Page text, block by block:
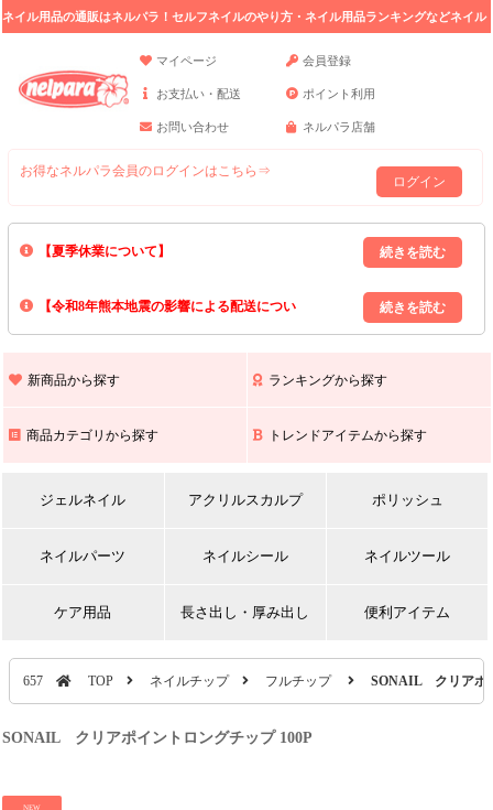
ネイル用品の通販はネルパラ！セルフネイルのやり方・ネイル用品ランキングなどネイル
マイページ
会員登録
お支払い・配送 ポイント利用
お問い合わせ ネルパラ店舗
お得なネルパラ会員のログインはこちら⇒
ログイン
【夏季休業について】
8/13(木)～8/16(日)の間｢出荷業務・お問い合わせ業務｣はお休みいたしま
上記期間中のご注文・お問い合わせは8/17(月)以降の対応となりますので
【令和8年熊本地震の影響による配送につい
また､ 九州全域でお荷物のお届けに遅延が生じております｡
新商品から探す ランキングから探す
商品カテゴリから探す トレンドアイテムから探す
ジェルネイル アクリルスカルプ ポリッシュ
ネイルパーツ ネイルシール ネイルツール
ケア用品 長さ出し・厚み出し 便利アイテム
657 TOP ネイルチップ フルチップ SONAIL クリアポ
SONAIL クリアポイントロングチップ 100P
NEW